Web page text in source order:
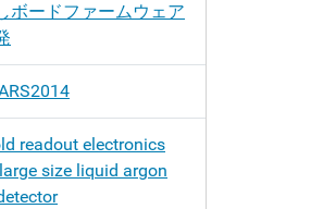
ボードファームウェア
readout electronics
size liquid argon